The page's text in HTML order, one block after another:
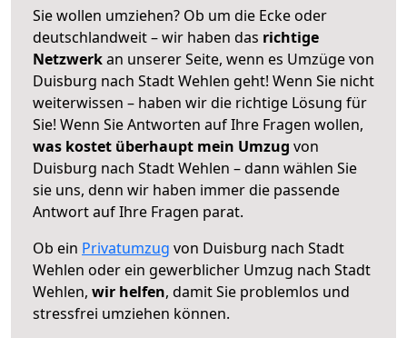
Sie wollen umziehen? Ob um die Ecke oder
deutschlandweit – wir haben das richtige
Netzwerkan unserer Seite, wenn es Umzüge von
Duisburg nach Stadt Wehlen geht! Wenn Sie nicht
weiterwissen – haben wir die richtige Lösung für
Sie! Wenn Sie Antworten auf Ihre Fragen wollen,
was kostet überhaupt mein Umzug von
Duisburg nach Stadt Wehlen – dann wählen Sie
sie uns, denn wir haben immer die passende
Antwort auf Ihre Fragen parat.
Ob ein Privatumzug von Duisburg nach Stadt
Wehlen oder ein gewerblicher Umzug nach Stadt
Wehlen, wir helfen, damit Sie problemlos und
stressfrei umziehen können.